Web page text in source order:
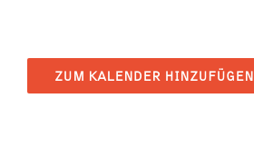
ZUM KALENDER HINZUFÜGEN